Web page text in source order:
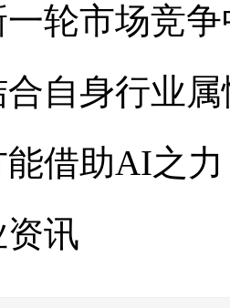
轮市场竞
自身行业
借助AI之
讯